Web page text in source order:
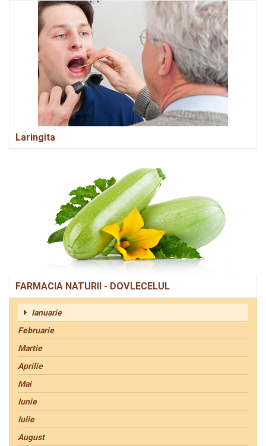
Laringita
FARMACIA NATURII - DOVLECELUL
Ianuarie
Februarie
Martie
Aprilie
Mai
Iunie
Iulie
August